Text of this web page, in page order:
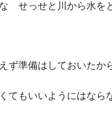
せっせと川から水を
ず準備はしておいたか
てもいいようにはなら